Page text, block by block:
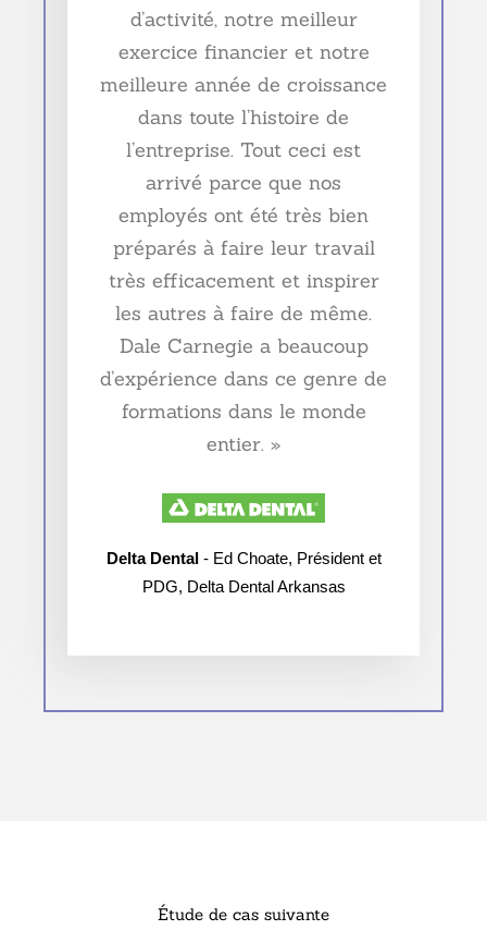
d’activité, notre meilleur
exercice financier et notre
meilleure année de croissance
dans toute l’histoire de
l’entreprise. Tout ceci est
arrivé parce que nos
employés ont été très bien
préparés à faire leur travail
très efficacement et inspirer
les autres à faire de même.
Dale Carnegie a beaucoup
d’expérience dans ce genre de
formations dans le monde
entier. »
Delta Dental - Ed Choate, Président et
PDG, Delta Dental Arkansas
Étude de cas suivante